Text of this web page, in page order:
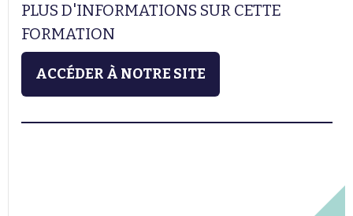
PLUS D'INFORMATIONS SUR CETTE
FORMATION
ACCÉDER À NOTRE SITE